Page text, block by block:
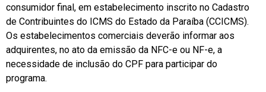
consumidor final, em estabelecimento inscrito no Cadastro
de Contribuintes do ICMS do Estado da Paraíba (CCICMS).
Os estabelecimentos comerciais deverão informar aos
adquirentes, no ato da emissão da NFC-e ou NF-e, a
necessidade de inclusão do CPF para participar do
programa.